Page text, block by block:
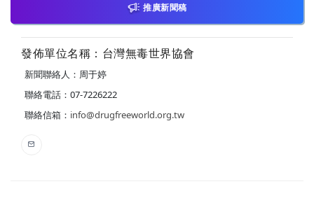
推廣新聞稿
發佈單位名稱：台灣無毒世界協會
新聞聯絡人：周于婷
聯絡電話：07-7226222
聯絡信箱： info@drugfreeworld.org.tw